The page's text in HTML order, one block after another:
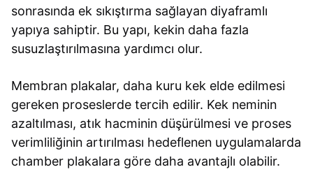
sonrasında ek sıkıştırma sağlayan diyaframlı
yapıya sahiptir. Bu yapı, kekin daha fazla
susuzlaştırılmasına yardımcı olur.
Membran plakalar, daha kuru kek elde edilmesi
gereken proseslerde tercih edilir. Kek neminin
azaltılması, atık hacminin düşürülmesi ve proses
verimliliğinin artırılması hedeflenen uygulamalarda
chamber plakalara göre daha avantajlı olabilir.